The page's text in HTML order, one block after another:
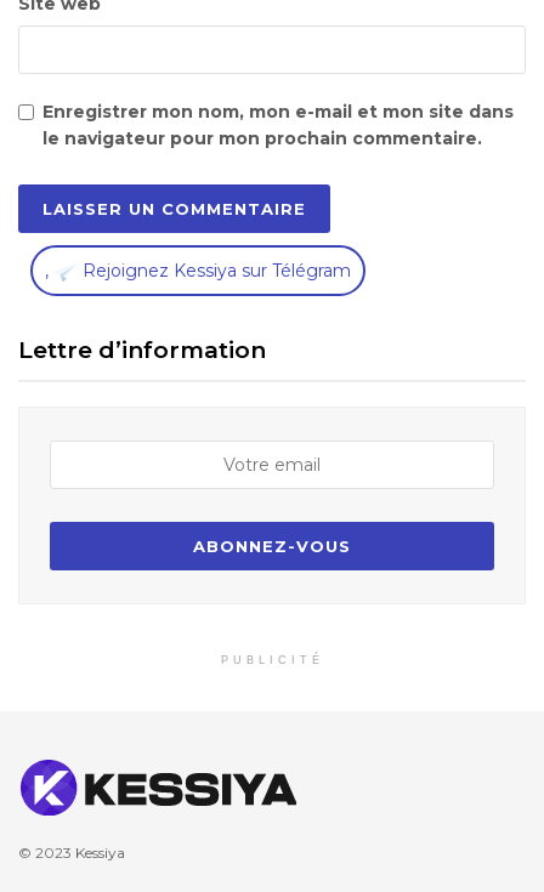
Enregistrer mon nom, mon e-mail et mon site dans
le navigateur pour mon prochain commentaire.
, Rejoignez Kessiya sur Télégram
Lettre d’information
PUBLICITÉ
© 2023 Kessiya